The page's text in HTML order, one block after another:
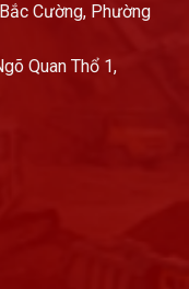
Cường, Phường
Quan Thổ 1,